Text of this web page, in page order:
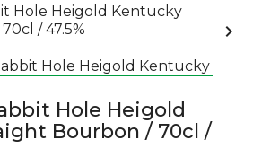

Hole Heigold
Bourbon / 70cl /